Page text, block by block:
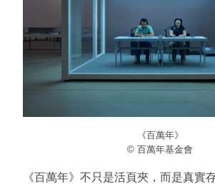
《百萬年》
© 百萬年基金會
《百萬年》不只是活頁夾，而是真實